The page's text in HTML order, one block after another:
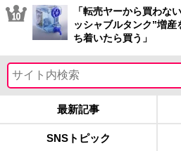
「転売ヤーから買わな
ッシャブルタンク”増
ち着いたら買う」
最新記事
SNSトピック